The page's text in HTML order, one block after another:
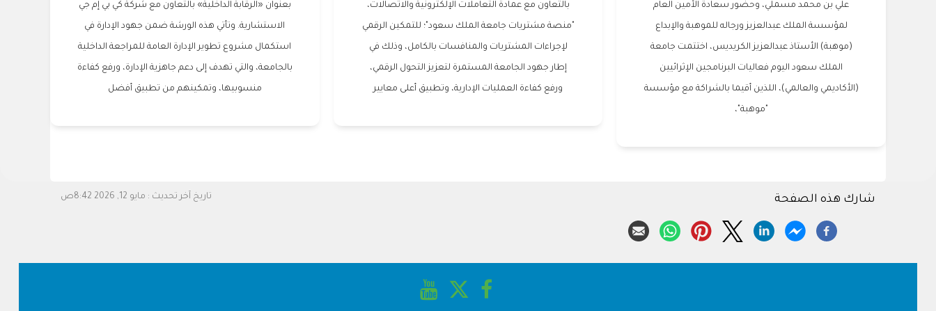
علي بن محمد مسملي، وحضور سعادة الأمين العام
لمؤسسة الملك عبدالعزيز ورجاله للموهبة والإبداع
(موهبة) الأستاذ عبدالعزيز الكريديس، اختتمت جامعة
الملك سعود اليوم فعاليات البرنامجين الإثرائيين
(الأكاديمي والعالمي)، اللذين أقيما بالشراكة مع مؤسسة
"موهبة"،
بالتعاون مع عمادة التعاملات الإلكترونية والاتصالات،
"منصة مشتريات جامعة الملك سعود"؛ للتمكين الرقمي
لإجراءات المشتريات والمنافسات بالكامل، وذلك في
إطار جهود الجامعة المستمرة لتعزيز التحول الرقمي،
ورفع كفاءة العمليات الإدارية، وتطبيق أعلى معايير
بعنوان «الرقابة الداخلية» بالتعاون مع شركة كي بي إم جي
الاستشارية. وتأتي هذه الورشة ضمن جهود الإدارة في
استكمال مشروع تطوير الإدارة العامة للمراجعة الداخلية
بالجامعة، والتي تهدف إلى دعم جاهزية الإدارة، ورفع كفاءة
منسوبيها، وتمكينهم من تطبيق أفضل
تاريخ آخر تحديث : مايو 12, 2026 8:42ص شارك هذه الصفحة